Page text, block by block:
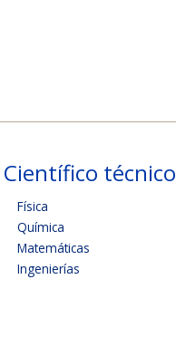
Científico técnico
Física
Química
Matemáticas
Ingenierías